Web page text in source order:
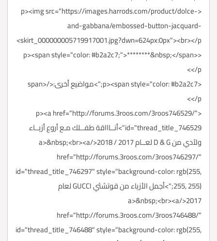
<p><img src="https://images.harrods.com/product/dolce-
and-gabbana/embossed-button-jacquard-
skirt_000000005719917001.jpg?dwn=624px:0px"><br></p>
<p><span style="color: #b2a2c7;">********&nbsp;</span>
</p>
<p><span style="color: #b2a2c7;">مواضيع أخرى:</span>
</p>
<p><a href="http://forums.3roos.com/3roos746529/"
id="thread_title_746529">أنــاااقة طفــلك مـع أروع أزيــاء
ولاّدي من D & G لعــام 2017 / 2018</a>&nbsp;<br><a
href="http://forums.3roos.com/3roos746297/"
id="thread_title_746297" style="background-color: rgb(255,
255, 255);">أجمل الأزياء من قوتشثي GUCCI لعام
2017</a>&nbsp;<br><a
href="http://forums.3roos.com/3roos746488/"
id="thread_title_746488" style="background-color: rgb(255,